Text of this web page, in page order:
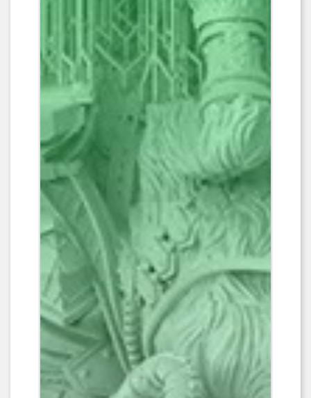
Avec sa chambre de
300x160x300mm, la GK3 Ultra vous
permet d'imprimer de très grandes
pièces en une seule fois.